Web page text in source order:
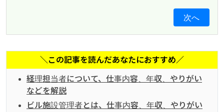
次へ
＼この記事を読んだあなたにおすすめ／
経理担当者について、仕事内容、年収、やりがい
などを解説
ビル施設管理者とは、仕事内容、年収、やりがい